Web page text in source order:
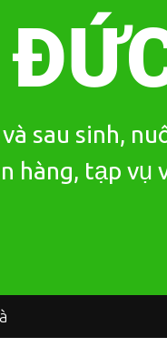
sau sinh,
hàng, tạp vụ